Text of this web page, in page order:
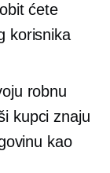
ćete
korisnika
robnu
kupci znaju
kao